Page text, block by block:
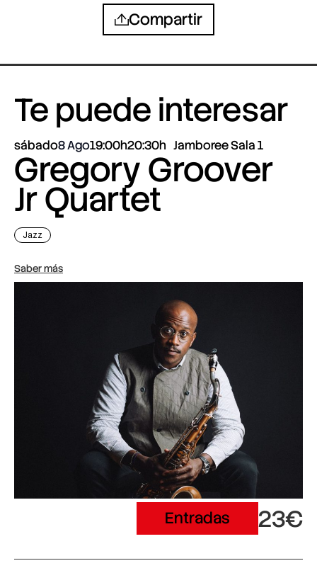
Compartir
Te puede interesar
sábado8 Ago19:00h20:30h Jamboree Sala 1
Gregory Groover
Jr Quartet
Jazz
Saber más
Entradas 23€